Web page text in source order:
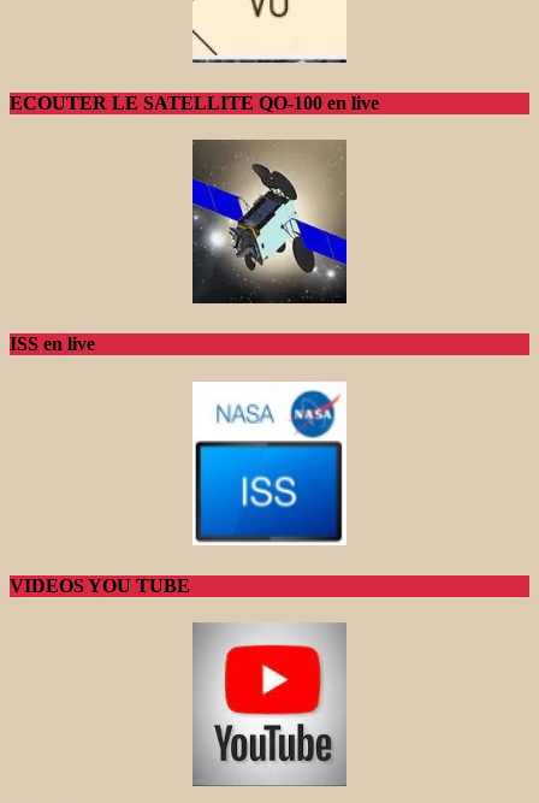
ECOUTER LE SATELLITE QO-100 en live
ISS en live
VIDEOS YOU TUBE